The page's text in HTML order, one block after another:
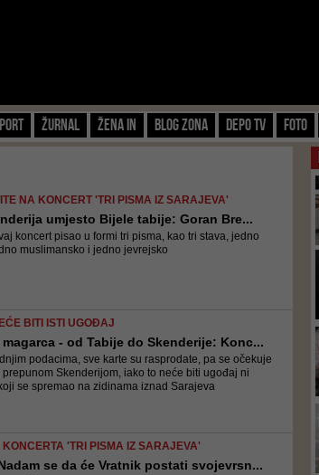
Žurnal Žena IN Blog zona Depo TV FOTO
NA KONCERT 'TRI PISMA IZ SARAJEVA'
umjesto Bijele tabije: Goran Bre...
koncert pisao u formi tri pisma, kao tri stava, jedno
muslimansko i jedno jevrejsko
BITI ISTI UGOĐAJ
- od Tabije do Skenderije: Konc...
podacima, sve karte su rasprodate, pa se očekuje
Skenderijom, iako to neće biti ugođaj ni
se spremao na zidinama iznad Sarajeva
KONCERTA 'TRI PISMA IZ SARAJEVA'
se da će Vratnik postati svojevrsn...